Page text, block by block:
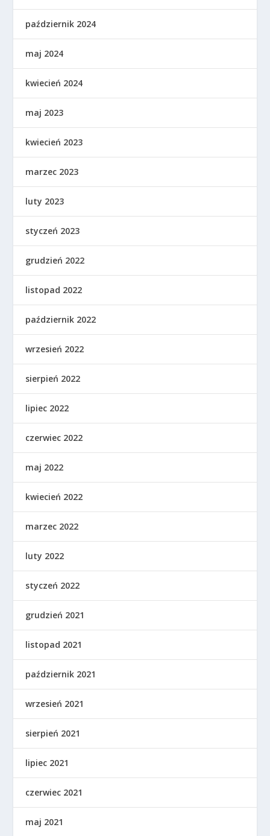
październik 2024
maj 2024
kwiecień 2024
maj 2023
kwiecień 2023
marzec 2023
luty 2023
styczeń 2023
grudzień 2022
listopad 2022
październik 2022
wrzesień 2022
sierpień 2022
lipiec 2022
czerwiec 2022
maj 2022
kwiecień 2022
marzec 2022
luty 2022
styczeń 2022
grudzień 2021
listopad 2021
październik 2021
wrzesień 2021
sierpień 2021
lipiec 2021
czerwiec 2021
maj 2021